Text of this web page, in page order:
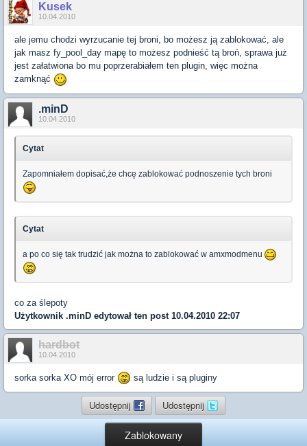
Kusek
10.04.2010
ale jemu chodzi wyrzucanie tej broni, bo możesz ją zablokować, ale
jak masz fy_pool_day mapę to możesz podnieść tą broń, sprawa już
jest załatwiona bo mu poprzerabiałem ten plugin, więc można
zamknąć
.minD
10.04.2010
Cytat
Zapomniałem dopisać,że chcę zablokować podnoszenie tych broni
Cytat
a po co się tak trudzić jak można to zablokować w amxmodmenu
co za ślepoty
Użytkownik .minD edytował ten post 10.04.2010 22:07
hardbot
10.04.2010
sorka sorka XO mój error są ludzie i są pluginy
Udostępnij Udostępnij
Zablokowany